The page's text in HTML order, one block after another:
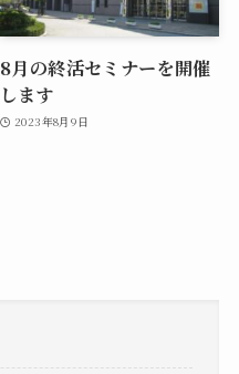
8月の終活セミナーを開催
します
2023年8月9日